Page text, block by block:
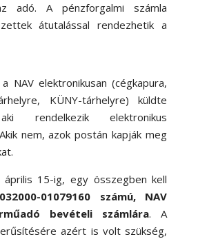
adó. A pénzforgalmi számla
átutalással rendezhetik a
NAV elektronikusan (cégkapura,
KÜNY-tárhelyre) küldte
rendelkezik elektronikus
nem, azok postán kapják meg
15-ig, egy összegben kell
01079160 számú, NAV
bevételi számlára. A
azért is volt szükség,